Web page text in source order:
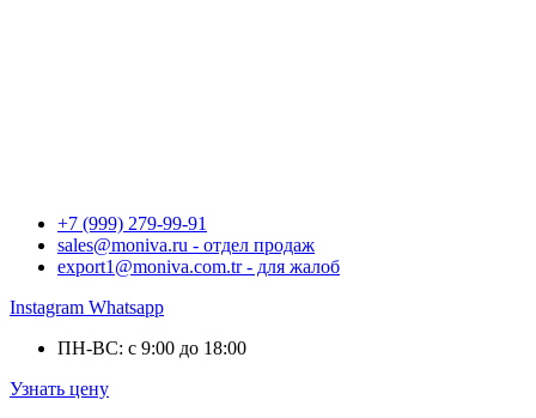
+7 (999) 279-99-91
sales@moniva.ru - отдел продаж
export1@moniva.com.tr - для жалоб
Instagram Whatsapp
ПН-ВС: с 9:00 до 18:00
Узнать цену